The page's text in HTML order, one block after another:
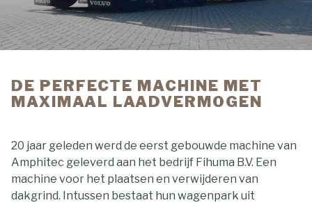
DE PERFECTE MACHINE MET
MAXIMAAL LAADVERMOGEN
20 jaar geleden werd de eerst gebouwde machine van
Amphitec geleverd aan het bedrijf Fihuma B.V. Een
machine voor het plaatsen en verwijderen van
dakgrind. Intussen bestaat hun wagenpark uit